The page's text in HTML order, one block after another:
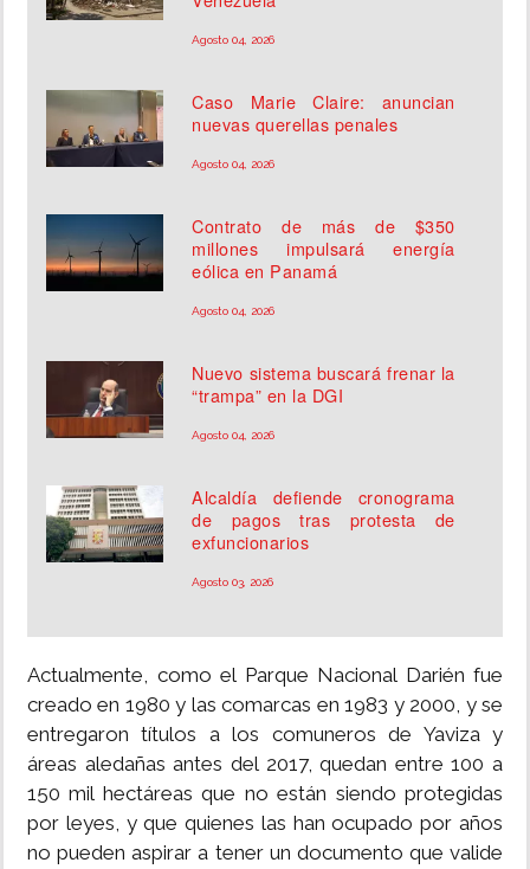
Agosto 04, 2026
Caso Marie Claire: anuncian
nuevas querellas penales
Agosto 04, 2026
Contrato de más de $350
millones impulsará energía
eólica en Panamá
Agosto 04, 2026
Nuevo sistema buscará frenar la
“trampa” en la DGI
Agosto 04, 2026
Alcaldía defiende cronograma
de pagos tras protesta de
exfuncionarios
Agosto 03, 2026
Actualmente, como el Parque Nacional Darién fue
creado en 1980 y las comarcas en 1983 y 2000, y se
entregaron títulos a los comuneros de Yaviza y
áreas aledañas antes del 2017, quedan entre 100 a
150 mil hectáreas que no están siendo protegidas
por leyes, y que quienes las han ocupado por años
no pueden aspirar a tener un documento que valide